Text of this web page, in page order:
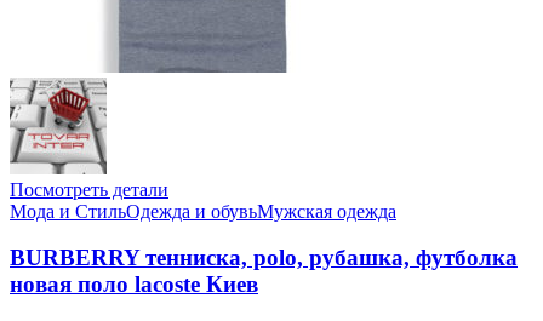
Посмотреть детали
Мода и СтильОдежда и обувьМужская одежда
BURBERRY тенниска, polo, рубашка, футболка
новая поло lacoste Киев